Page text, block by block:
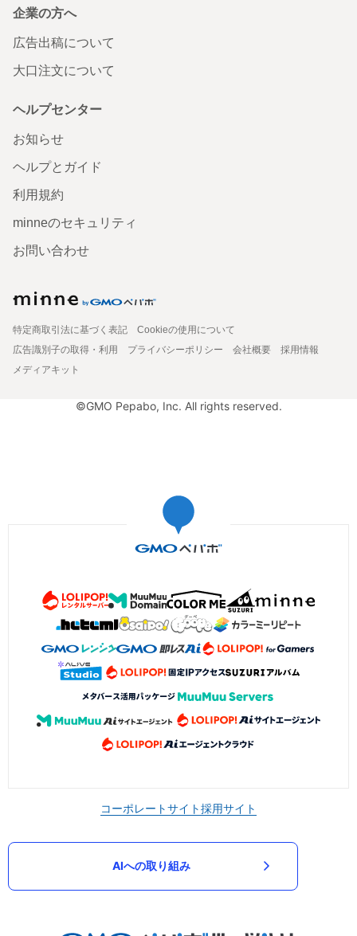
企業の方へ
広告出稿について
大口注文について
ヘルプセンター
お知らせ
ヘルプとガイド
利用規約
minneのセキュリティ
お問い合わせ
特定商取引法に基づく表記
Cookieの使用について
広告識別子の取得・利用
プライバシーポリシー 会社概要
採用情報
メディアキット
©GMO Pepabo, Inc. All rights reserved.
コーポレートサイト採用サイト
AIへの取り組み